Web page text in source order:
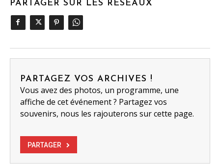
PARTAGER SUR LES RÉSEAUX
PARTAGEZ VOS ARCHIVES !
Vous avez des photos, un programme, une
affiche de cet événement ? Partagez vos
souvenirs, nous les rajouterons sur cette page.
PARTAGER